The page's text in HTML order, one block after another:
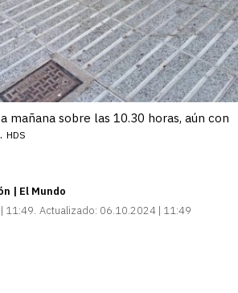
mañana sobre las 10.30 horas, aún con
HDS
| El Mundo
11:49 Actualizado: 06.10.2024 | 11:49